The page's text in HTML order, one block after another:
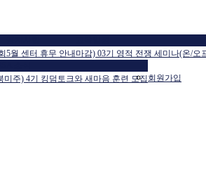
5월 센터 휴무 안내 마감) 03기 영적 전쟁 세미나(온/오
미주) 4기 킹덤토크와 새마음 훈련 모집 회원가입